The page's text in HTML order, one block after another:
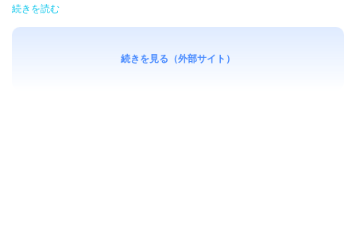
続きを読む
続きを見る（外部サイト）